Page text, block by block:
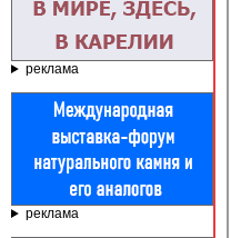
реклама
реклама